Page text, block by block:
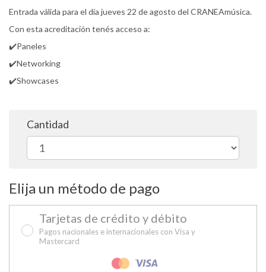
Entrada válida para el día jueves 22 de agosto del CRANEAmúsica.
Con esta acreditación tenés acceso a:
✔️Paneles
✔️Networking
✔️Showcases
Cantidad
Elija un método de pago
Tarjetas de crédito y débito
Pagos nacionales e internacionales con Visa y
Mastercard